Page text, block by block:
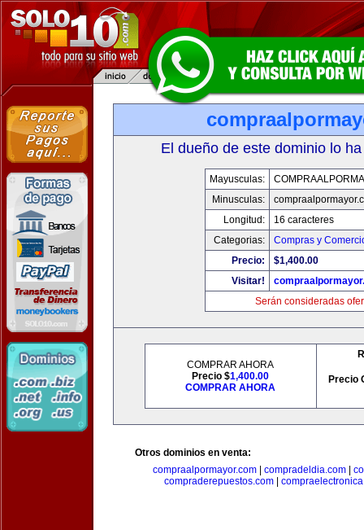
El dueño de este dominio lo
Mayusculas:
Minusculas:
Longitud:
16 caracteres
Categorias:
Compras y
Precio:
$1,400.00
Visitar!
Serán consideradas
COMPRAR AHORA
Precio $1,400.00
COMPRAR AHORA
Precio
Otros dominios en venta:
compraalpormayor.com| compradeldia.com|
compraderepuestos.com|